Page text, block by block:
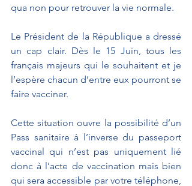
qua non pour retrouver la vie normale.
Le Président de la République a dressé
un cap clair. Dès le 15 Juin, tous les
français majeurs qui le souhaitent et je
l’espère chacun d’entre eux pourront se
faire vacciner.
Cette situation ouvre la possibilité d’un
Pass sanitaire à l’inverse du passeport
vaccinal qui n’est pas uniquement lié
donc à l’acte de vaccination mais bien
qui sera accessible par votre téléphone,